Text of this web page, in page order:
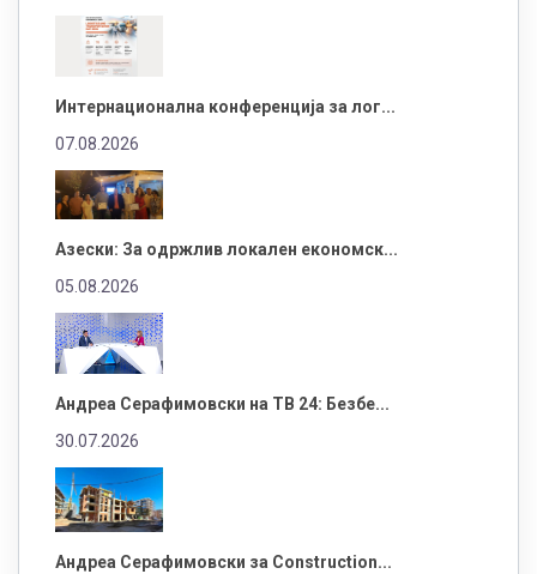
Интернационална конференција за лог...
07.08.2026
Азески: За одржлив локален економск...
05.08.2026
Андреа Серафимовски на ТВ 24: Безбе...
30.07.2026
Андреа Серафимовски за Construction...